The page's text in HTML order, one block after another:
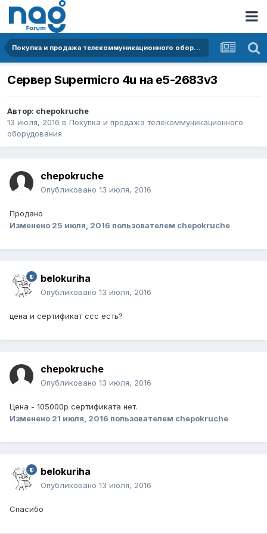
Покупка и продажа телекоммуникационного оборудования
Сервер Supermicro 4u на e5-2683v3
Автор: chepokruche
13 июля, 2016 в Покупка и продажа телекоммуникационного
оборудования
chepokruche
Опубликовано 13 июля, 2016
Продано
Изменено 25 июля, 2016 пользователем chepokruche
belokuriha
Опубликовано 13 июля, 2016
цена и сертификат ссс есть?
chepokruche
Опубликовано 13 июля, 2016
Цена - 105000р сертификата нет.
Изменено 21 июля, 2016 пользователем chepokruche
belokuriha
Опубликовано 13 июля, 2016
Спасибо